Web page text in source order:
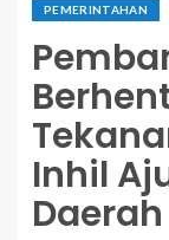
PEMERINTAHAN
Inhil